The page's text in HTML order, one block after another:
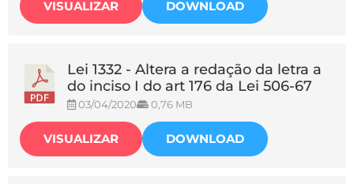
VISUALIZAR DOWNLOAD
Lei 1332 - Altera a redação da letra a
do inciso I do art 176 da Lei 506-67
03/04/2020 0,76 MB
VISUALIZAR DOWNLOAD